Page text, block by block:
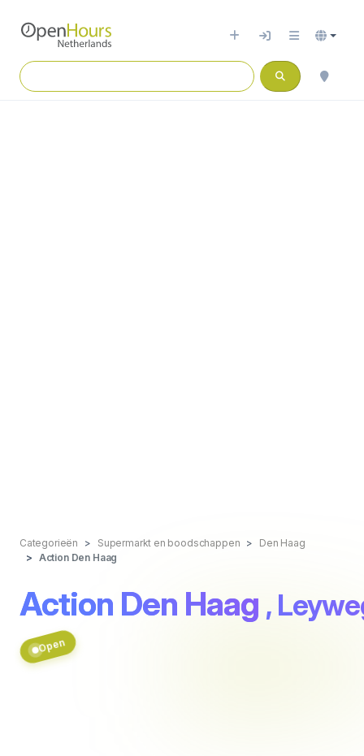
Categorieën Supermarkt en boodschappen
Den Haag
Action Den Haag
Action Den Haag ,
Open